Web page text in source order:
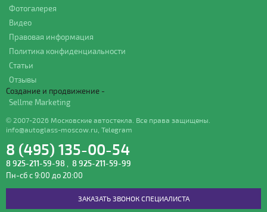
Фотогалерея
Видео
Правовая информация
Политика конфиденциальности
Статьи
Отзывы
Создание и продвижение -
Sellme Marketing
© 2007-2026 Московские автостекла. Все права защищены.
info@autoglass-moscow.ru Telegram
8 (495) 135-00-54
8 925-211-59-98 , 8 925-211-59-99
Пн-сб с 9:00 до 20:00
ЗАКАЗАТЬ ЗВОНОК СПЕЦИАЛИСТА